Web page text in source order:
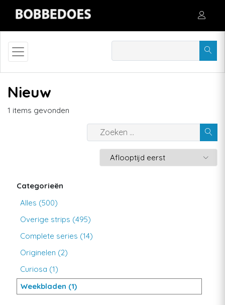
Nieuw
1 items gevonden
Categorieën
Alles (500)
Overige strips (495)
Complete series (14)
Originelen (2)
Curiosa (1)
Weekbladen (1)